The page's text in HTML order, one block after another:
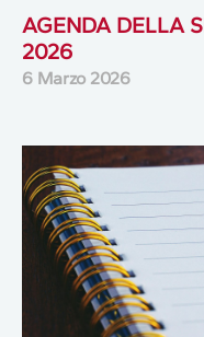
AGENDA DELLA
2026
6 Marzo 2026